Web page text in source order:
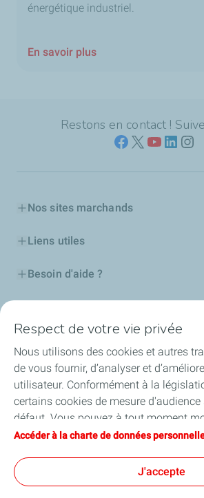
énergétique industriel.
En savoir plus
Restons en contact !
Nos sites marchands
Liens utiles
Besoin d'aide ?
Certificats d'économies d'énergie
Nos partenaires
Collaborer avec TotalEnergies
Accessibilité
Respect de votre vie privée
Nous utilisons des cookies et autres
de vous fournir, d’analyser et
utilisateur. Conformément à la
certains cookies de mesure
défaut. Vous pouvez à tout moment
paramètres de cookies en cliquant sur
vous acceptez le dépôt de l’ensemble
cas où vous cliquez sur « Je refuse »,
Accéder à la charte de données
J'accepte